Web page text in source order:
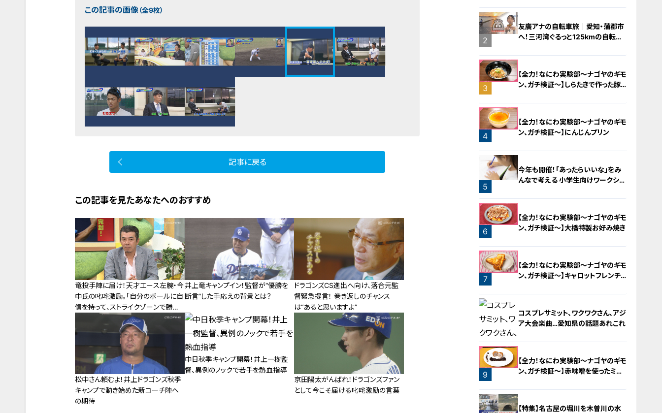
この記事の画像（全9枚）
記事に戻る
この記事を見たあなたへのおすすめ
竜投手陣に届け！天才エース左腕・今
中氏の叱咤激励。「自分のボールに自
信を持って、ストライクゾーンで勝負
井上竜キャンプイン！監督が“優勝を
断言”した手応えの背景とは？
ドラゴンズCS進出へ向け、落合元監
督緊急提言！ 巻き返しのチャンス
は“あると思いますよ”
松中さん頼むよ！井上ドラゴンズ秋季
キャンプで動き始めた新コーチ陣へ
の期待
中日秋季キャンプ開幕！井上一樹監
督、異例のノックで若手を熱血指導
京田陽太がんばれ！ドラゴンズファン
として今こそ届ける叱咤激励の言葉
2
友廣アナの自転車旅｜愛知・蒲郡市
へ！三河湾ぐるっと125kmの自転車
3
【全力！なにわ実験部～ナゴヤのギモ
ン、ガチ検証～】しらたきで作った豚
4
【全力！なにわ実験部～ナゴヤのギモ
ン、ガチ検証～】にんじんプリン
5
今年も開催！「あったらいいな」をみ
んなで考える 小学生向けワークショ
6
【全力！なにわ実験部～ナゴヤのギモ
ン、ガチ検証～】大橋特製お好み焼き
7
【全力！なにわ実験部～ナゴヤのギモ
ン、ガチ検証～】キャロットフレンチ
8
コスプレサミット、ワクワクさん、アジ
ア大会楽曲…愛知県の話題あれこれ
9
【全力！なにわ実験部～ナゴヤのギモ
ン、ガチ検証～】赤味噌を使ったミル
【特集】名古屋の堀川を木曽川の水